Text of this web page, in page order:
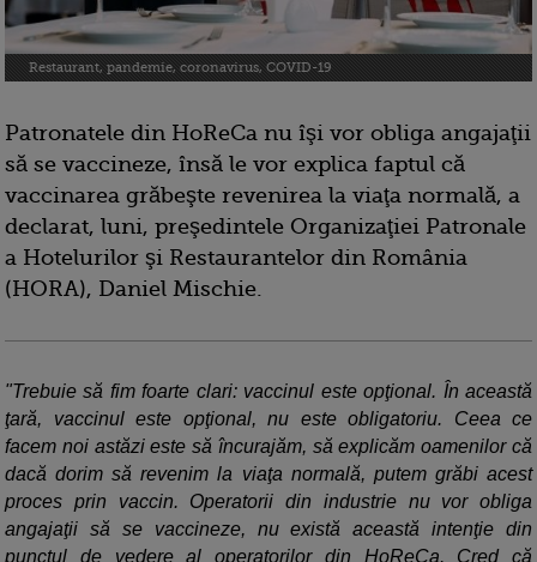
Restaurant, pandemie, coronavirus, COVID-19
Patronatele din HoReCa nu îşi vor obliga angajaţii
să se vaccineze, însă le vor explica faptul că
vaccinarea grăbeşte revenirea la viaţa normală, a
declarat, luni, preşedintele Organizaţiei Patronale
a Hotelurilor şi Restaurantelor din România
(HORA), Daniel Mischie.
"Trebuie să fim foarte clari: vaccinul este opţional. În această
ţară, vaccinul este opţional, nu este obligatoriu. Ceea ce
facem noi astăzi este să încurajăm, să explicăm oamenilor că
dacă dorim să revenim la viaţa normală, putem grăbi acest
proces prin vaccin. Operatorii din industrie nu vor obliga
angajaţii să se vaccineze, nu există această intenţie din
punctul de vedere al operatorilor din HoReCa. Cred că